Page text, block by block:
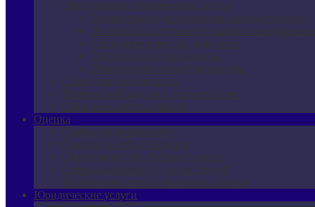
Обследование инженерных систем
Экспертиза водоснабжения и водоотведения
Экспертиза систем вентиляции и
Тепловизионное обследование
Экспертиза молниезащиты
Электротехническая экспертиза
Строительный контроль
Технический надзор в строительстве
Обмерные работы зданий
Оценка
Оценка недвижимости
Оценка ущерба от пожара
Определение физического износа
Оценка морального износа зданий
Независимая оценка пожарных рисков
Юридические услуги